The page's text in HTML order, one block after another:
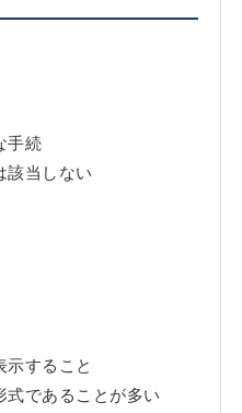
手続
該当しない
すること
であることが多い